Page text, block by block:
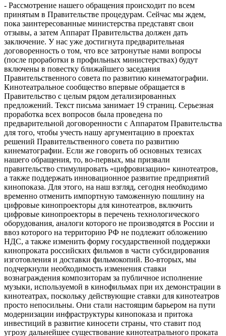
- Рассмотрение нашего обращения происходит по всем
принятым в Правительстве процедурам. Сейчас мы ждем,
пока заинтересованные министерства представят свои
отзывы, а затем Аппарат Правительства должен дать
заключение. У нас уже достигнута предварительная
договоренность о том, что все затронутые нами вопросы
(после проработки в профильных министерствах) будут
включены в повестку ближайшего заседания
Правительственного совета по развитию кинематографии.
Кинотеатральное сообщество впервые обращается в
Правительство с целым рядом детализированных
предложений. Текст письма занимает 19 страниц. Серьезная
проработка всех вопросов была проведена по
предварительной договоренности с Аппаратом Правительства
для того, чтобы учесть нашу аргументацию в проектах
решений Правительственного совета по развитию
кинематографии. Если же говорить об основных тезисах
нашего обращения, то, во-первых, мы призвали
правительство стимулировать «цифровизацию» кинотеатров,
а также поддержать инновационное развитие предприятий
кинопоказа. Для этого, на наш взгляд, сегодня необходимо
временно отменить импортную таможенную пошлину на
цифровые кинопроекторы для кинотеатров, включить
цифровые кинопроекторы в перечень технологического
оборудования, аналоги которого не производятся в России и
ввоз которого на территорию РФ не подлежит обложению
НДС, а также изменить форму государственной поддержки
кинопроката российских фильмов в части субсидирования
изготовления и доставки фильмокопий. Во-вторых, мы
подчеркнули необходимость изменения ставки
вознаграждения композиторам за публичное исполнение
музыки, используемой в кинофильмах при их демонстрации в
кинотеатрах, поскольку действующие ставки для кинотеатров
просто непосильны. Они стали настоящим барьером на пути
модернизации инфраструктуры кинопоказа и притока
инвестиций в развитие киносети страны, что ставит под
угрозу дальнейшее существование кинотеатрального проката